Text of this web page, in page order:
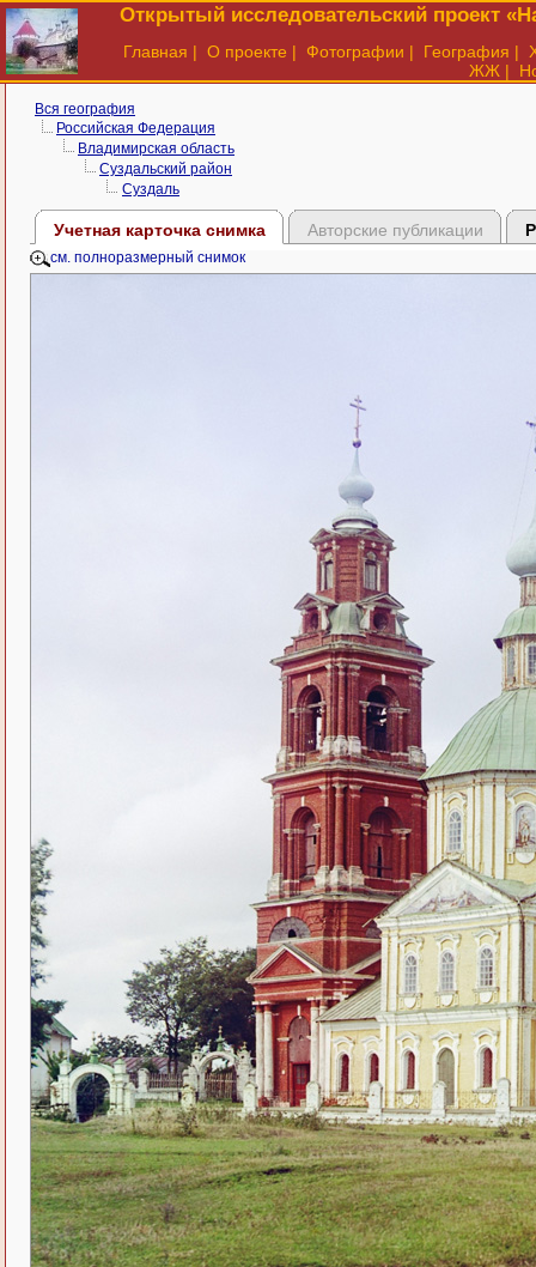
Открытый исследовательский проект
Главная | О проекте | Фотографии | География |
ЖЖ |
Вся география
Российская Федерация
Владимирская область
Суздальский район
Суздаль
Учетная карточка снимка Авторские публикации
см. полноразмерный снимок